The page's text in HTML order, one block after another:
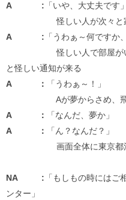
A : 「いや、大丈夫です」
怪しい人が次々と家
A : 「うわぁ～何ですか
怪しい人で部屋がいっ
と怪しい通知が来る
A ：
「うわぁ～！」
Aが夢からさめ、飛
A ：
「なんだ、夢か」
A ：
「ん？なんだ？」
画面全体に東京都消費
NA : 「もしもの時には
ンター」